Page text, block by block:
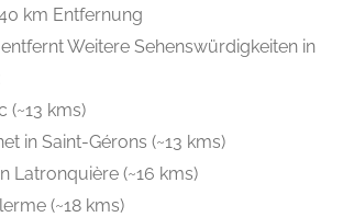
km Entfernung
Weitere Sehenswürdigkeiten in
(~13 kms)
in Saint-Gérons (~13 kms)
Latronquière (~16 kms)
(~18 kms)